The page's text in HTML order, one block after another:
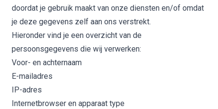
doordat je gebruik maakt van onze diensten en/of omdat
je deze gegevens zelf aan ons verstrekt.
Hieronder vind je een overzicht van de
persoonsgegevens die wij verwerken:
Voor- en achternaam
E-mailadres
IP-adres
Internetbrowser en apparaat type